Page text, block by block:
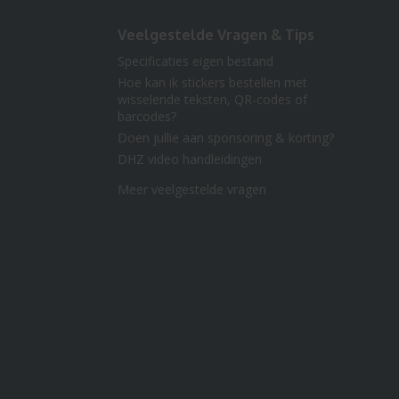
Veelgestelde Vragen & Tips
Specificaties eigen bestand
Hoe kan ik stickers bestellen met
wisselende teksten, QR-codes of
barcodes?
Doen jullie aan sponsoring & korting?
DHZ video handleidingen
Meer veelgestelde vragen